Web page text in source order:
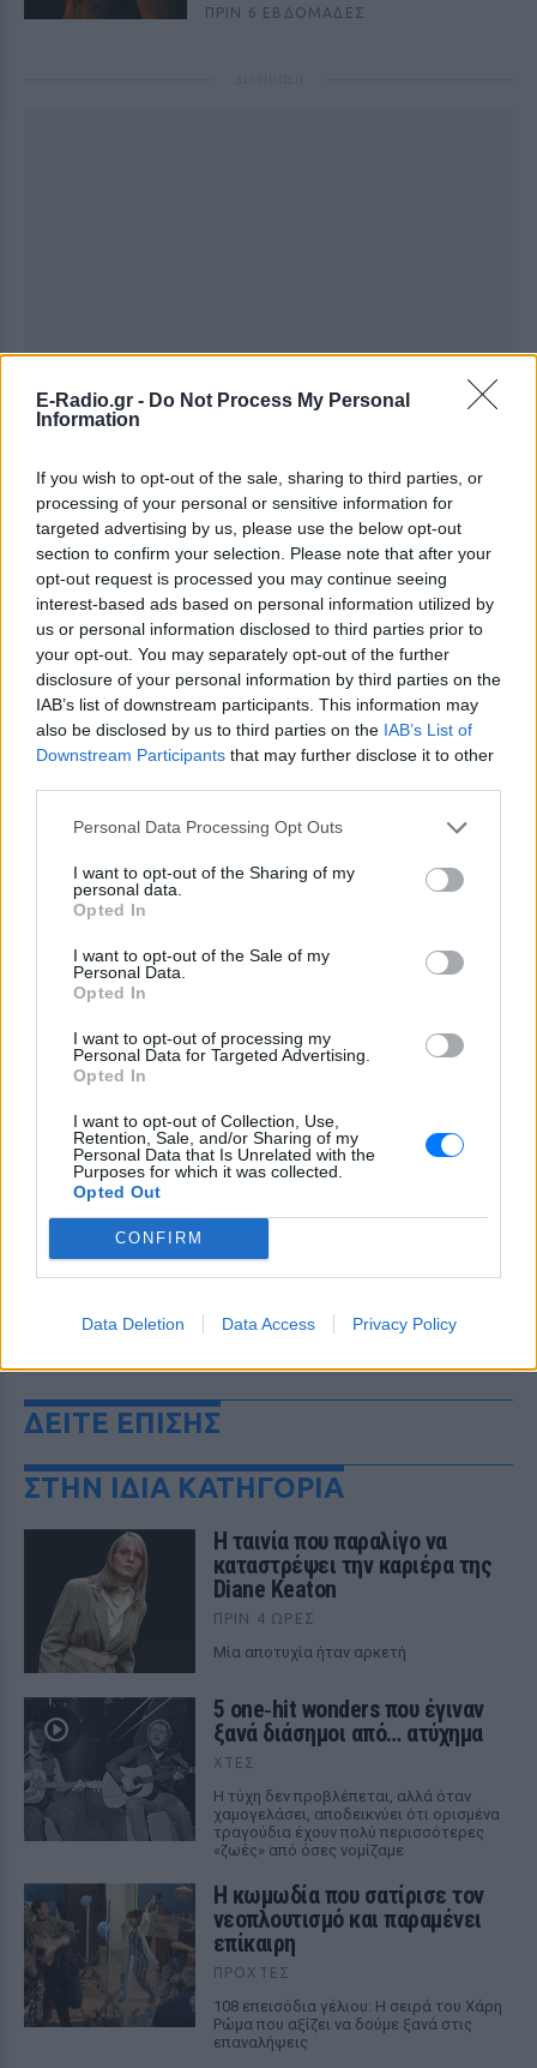
E-Radio.gr - Do Not Process My Personal
Information
If you wish to opt-out of the sale, sharing to third parties, or
processing of your personal or sensitive information for
targeted advertising by us, please use the below opt-out
section to confirm your selection. Please note that after your
opt-out request is processed you may continue seeing
interest-based ads based on personal information utilized by
us or personal information disclosed to third parties prior to
your opt-out. You may separately opt-out of the further
disclosure of your personal information by third parties on the
IAB’s list of downstream participants. This information may
also be disclosed by us to third parties on the IAB’s List of
Downstream Participants that may further disclose it to other
Personal Data Processing Opt Outs
I want to opt-out of the Sharing of my
personal data.
Opted In
I want to opt-out of the Sale of my
Personal Data.
Opted In
I want to opt-out of processing my
Personal Data for Targeted Advertising.
Opted In
I want to opt-out of Collection, Use,
Retention, Sale, and/or Sharing of my
Personal Data that Is Unrelated with the
Purposes for which it was collected.
Opted Out
CONFIRM
Data Deletion Data Access Privacy Policy
ΠΡΙΝ 6 ΕΒΔΟΜΆΔΕΣ
Ακολουθήστε το E-Radio.gr στο Google News
και μάθετε πρώτοιτα πιο hot νέα.
Εσύ μπήκες στο E-Daily.gr; Τα νέα της ημέρας
και ότι σου κάνει κλικ!
Ακολουθήστε το E-Radio.gr και στο Instagram
ΔΙΑΦΗΜΙΣΗ
ΔΕΙΤΕ ΕΠΙΣΗΣ
ΣΤΗΝ ΙΔΙΑ ΚΑΤΗΓΟΡΙΑ
Η ταινία που παραλίγο να
καταστρέψει την καριέρα της
Diane Keaton
ΠΡΙΝ 4 ΏΡΕΣ
Μία αποτυχία ήταν αρκετή
5 one‑hit wonders που έγιναν
ξανά διάσημοι από… ατύχημα
ΧΤΕΣ
Η τύχη δεν προβλέπεται, αλλά όταν
χαμογελάσει, αποδεικνύει ότι ορισμένα
τραγούδια έχουν πολύ περισσότερες
«ζωές» από όσες νομίζαμε
Η κωμωδία που σατίρισε τον
νεοπλουτισμό και παραμένει
επίκαιρη
ΠΡΟΧΤΈΣ
108 επεισόδια γέλιου: Η σειρά του Χάρη
Ρώμα που αξίζει να δούμε ξανά στις
επαναλήψεις